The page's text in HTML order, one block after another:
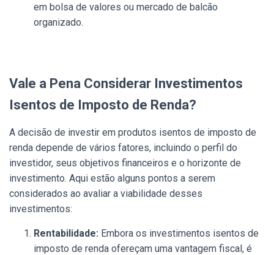
em bolsa de valores ou mercado de balcão
organizado.
Vale a Pena Considerar Investimentos
Isentos de Imposto de Renda?
A decisão de investir em produtos isentos de imposto de
renda depende de vários fatores, incluindo o perfil do
investidor, seus objetivos financeiros e o horizonte de
investimento. Aqui estão alguns pontos a serem
considerados ao avaliar a viabilidade desses
investimentos:
Rentabilidade: Embora os investimentos isentos de
imposto de renda ofereçam uma vantagem fiscal, é